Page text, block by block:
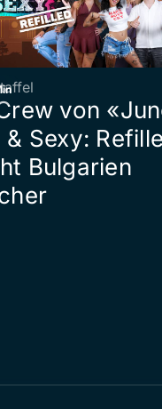
von
& Sexy:
Bulgarien